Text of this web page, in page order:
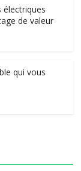
électriques
de valeur
qui vous